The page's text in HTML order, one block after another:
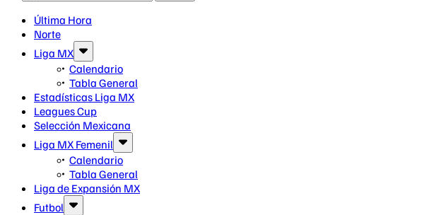
Última Hora
Norte
Liga MX
Calendario
Tabla General
Estadísticas Liga MX
Leagues Cup
Selección Mexicana
Liga MX Femenil
Calendario
Tabla General
Liga de Expansión MX
Futbol